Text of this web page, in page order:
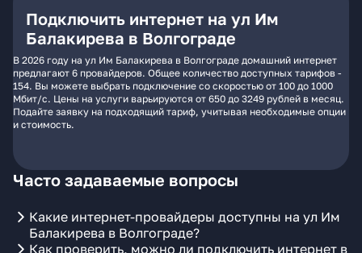
Подключить интернет на ул Им
Балакирева в Волгограде
В 2026 году на ул Им Балакирева в Волгограде домашний интернет
предлагают 6 провайдеров. Общее количество доступных тарифов -
154. Вы можете выбрать подключение со скоростью от 100 до 1000
Мбит/с. Цены на услуги варьируются от 650 до 3249 рублей в месяц.
Подайте заявку на подходящий тариф, учитывая необходимые опции
и стоимость.
Часто задаваемые вопросы
Какие интернет-провайдеры доступны на ул Им
Балакирева в Волгограде?
Как проверить, можно ли подключить интернет в